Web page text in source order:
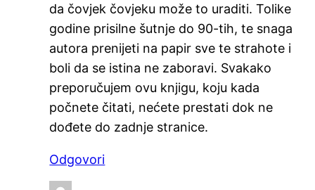
da čovjek čovjeku može to uraditi. Tolike
godine prisilne šutnje do 90-tih, te snaga
autora prenijeti na papir sve te strahote i
boli da se istina ne zaboravi. Svakako
preporučujem ovu knjigu, koju kada
počnete čitati, nećete prestati dok ne
dođete do zadnje stranice.
Odgovori